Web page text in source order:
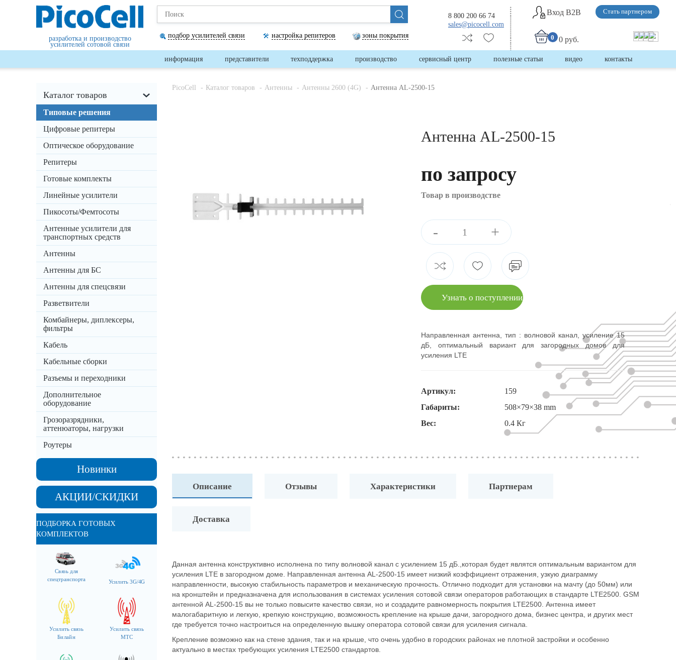
разработка и производство
усилителей сотовой связи
подбор усилителей связи настройка репитеров зоны покрытия
8 800 200 66 74
sales@picocell.com
Вход B2B Стать партнером
0 0 руб.
информация представители техподдержка производство сервисный центр полезные статьи видео контакты
Каталог товаров
Типовые решения
Цифровые репитеры
Оптическое оборудование
Репитеры
Готовые комплекты
Линейные усилители
Пикосоты/Фемтосоты
Антенные усилители для
транспортных средств
Антенны
Антенны для БС
Антенны для спецсвязи
Разветвители
Комбайнеры, диплексеры,
фильтры
Кабель
Кабельные сборки
Разъемы и переходники
Дополнительное
оборудование
Грозоразрядники,
аттенюаторы, нагрузки
Роутеры
Новинки
АКЦИИ/СКИДКИ
ПОДБОРКА ГОТОВЫХ
КОМПЛЕКТОВ
Связь для
спецтранспорта
Усилить 3G/4G
Усилить связь
Билайн
Усилить связь
МТС
PicoCell Каталог товаров Антенны Антенны 2600 (4G) Антенна AL-2500-15
Антенна AL-2500-15
по запросу
Товар в производстве
- +
Узнать о поступлении
Направленная антенна, тип : волновой канал, усиление 15
дБ, оптимальный вариант для загородных домов для
усиления LTE
Артикул:
159
Габариты:
508×79×38 mm
Вес:
0.4 Кг
Описание Отзывы Характеристики Партнерам
Доставка
Данная антенна конструктивно исполнена по типу волновой канал с усилением 15 дБ.,которая будет являтся оптимальным вариантом для
усиления LTE в загородном доме. Направленная антенна AL-2500-15 имеет низкий коэффициент отражения, узкую диаграмму
направленности, высокую стабильность параметров и механическую прочность. Отлично подходит для установки на мачту (до 50мм) или
на кронштейн и предназначена для использования в системах усиления сотовой связи операторов работающих в стандарте LTE2500. GSM
антенной AL-2500-15 вы не только повысите качество связи, но и создадите равномерность покрытия LTE2500. Антенна имеет
малогабаритную и легкую, крепкую конструкцию, возможность крепление на крыше дачи, загородного дома, бизнес центра, и других мест
где требуется точно настроиться на определенную вышку оператора сотовой связи для усиления сигнала.
Крепление возможно как на стене здания, так и на крыше, что очень удобно в городских районах не плотной застройки и особенно
актуально в местах требующих усиления LTE2500 стандартов.